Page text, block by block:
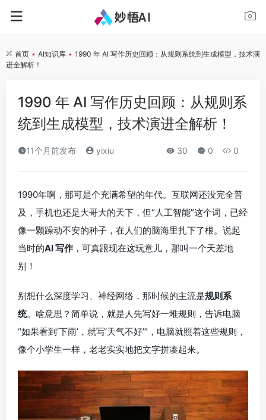
首页 • AI知识库 • 1990 年 AI 写作历史回顾：从规则系统到生成模型，技术演
进全解析！
1990 年 AI 写作历史回顾：从规则系
统到生成模型，技术演进全解析！
11个月前发布 yixiu 30 0 0
1990年啊，那可是个充满希望的年代。互联网还没完全普
及，手机也还是大哥大的天下，但“人工智能”这个词，已经
像一颗躁动不安的种子，在人们的脑海里扎下了根。说起
当时的AI 写作 ，可真跟现在这玩意儿，那叫一个天差地
别！
别想什么深度学习、神经网络，那时候的主流是规则系
统。啥意思？简单说，就是人先写好一堆规则，告诉电脑
“如果看到‘下雨’，就写‘天气不好’”，电脑就照着这些规则，
像个小学生一样，老老实实地把文字拼凑起来。